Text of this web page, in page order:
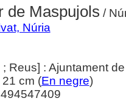
de Maspujols /
Núria
; Reus] : Ajuntament
21 cm (En negre)